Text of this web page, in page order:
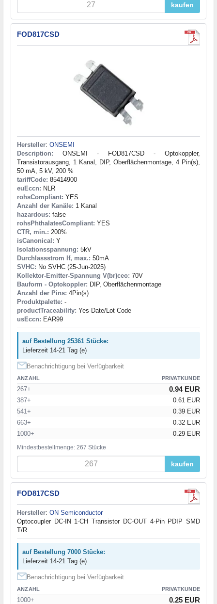
kaufen
FOD817CSD
Hersteller: ONSEMI
Description: ONSEMI - FOD817CSD - Optokoppler,
Transistorausgang, 1 Kanal, DIP, Oberflächenmontage, 4 Pin(s),
50 mA, 5 kV, 200 %
tariffCode: 85414900
euEccn: NLR
rohsCompliant: YES
Anzahl der Kanäle: 1 Kanal
hazardous: false
rohsPhthalatesCompliant: YES
CTR, min.: 200%
isCanonical: Y
Isolationsspannung: 5kV
Durchlassstrom If, max.: 50mA
SVHC: No SVHC (25-Jun-2025)
Kollektor-Emitter-Spannung V(br)ceo: 70V
Bauform - Optokoppler: DIP, Oberflächenmontage
Anzahl der Pins: 4Pin(s)
Produktpalette: -
productTraceability: Yes-Date/Lot Code
usEccn: EAR99
auf Bestellung 25361 Stücke:
Lieferzeit 14-21 Tag (e)
Benachrichtigung bei Verfügbarkeit
ANZAHL PRIVATKUNDE
267+ 0.94 EUR
387+
0.61 EUR
541+
0.39 EUR
663+
0.32 EUR
1000+
0.29 EUR
Mindestbestellmenge: 267 Stücke
kaufen
FOD817CSD
Hersteller: ON Semiconductor
Optocoupler DC-IN 1-CH Transistor DC-OUT 4-Pin PDIP SMD
T/R
auf Bestellung 7000 Stücke:
Lieferzeit 14-21 Tag (e)
Benachrichtigung bei Verfügbarkeit
ANZAHL PRIVATKUNDE
1000+ 0.25 EUR